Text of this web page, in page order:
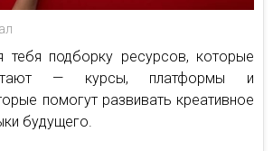
подборку ресурсов, которые
— курсы, платформы и
помогут развивать креативное
будущего.